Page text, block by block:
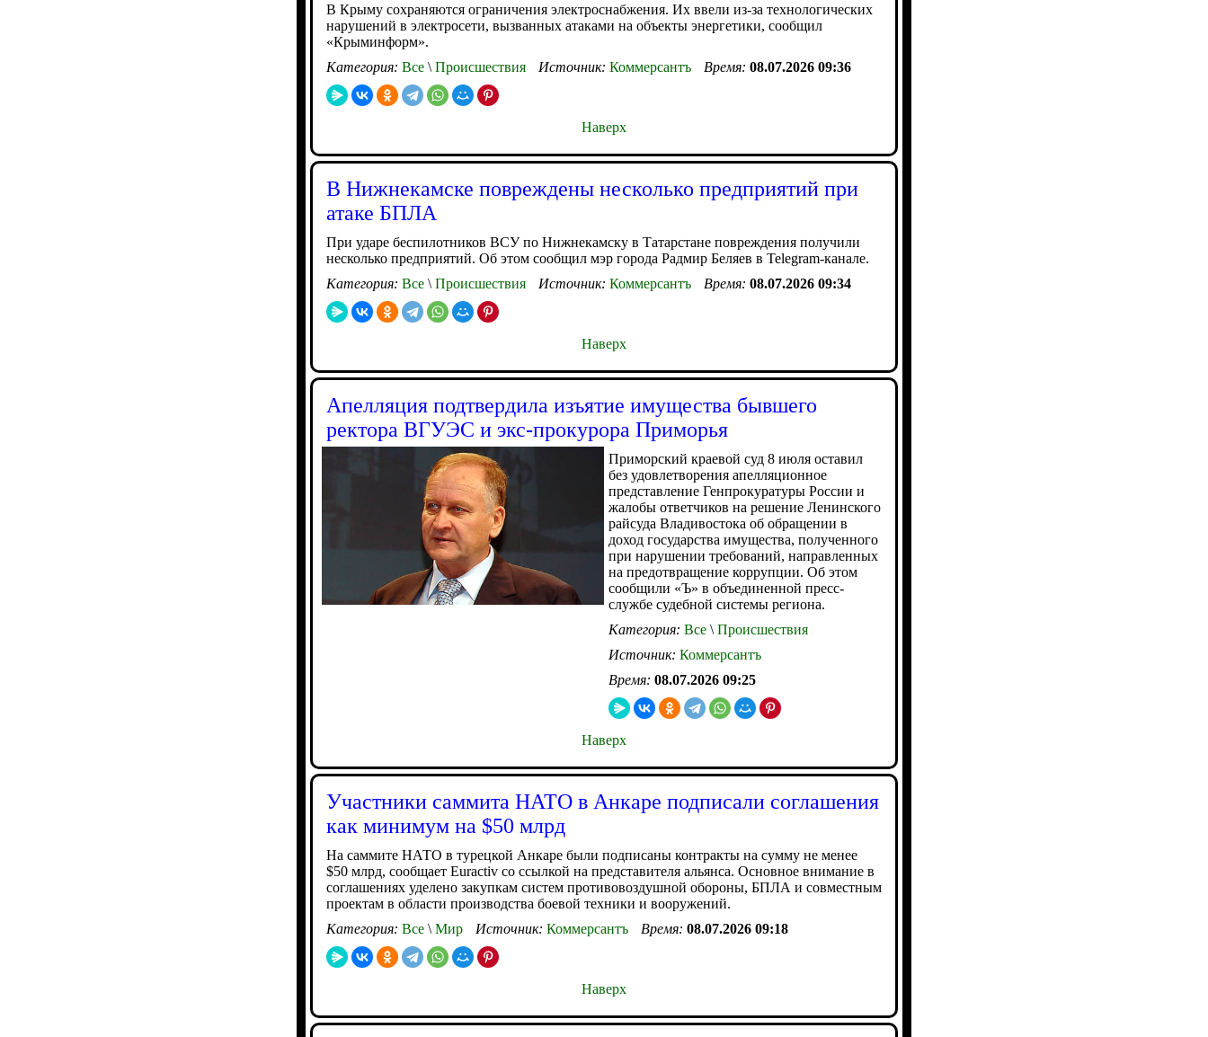
В Крыму сохраняются ограничения электроснабжения. Их ввели из-за технологических
нарушений в электросети, вызванных атаками на объекты энергетики, сообщил
«Крыминформ».
Категория: Все \ Происшествия Источник: Коммерсантъ Время: 08.07.2026 09:36
Наверх
В Нижнекамске повреждены несколько предприятий при
атаке БПЛА
При ударе беспилотников ВСУ по Нижнекамску в Татарстане повреждения получили
несколько предприятий. Об этом сообщил мэр города Радмир Беляев в Telegram-канале.
Категория: Все \ Происшествия Источник: Коммерсантъ Время: 08.07.2026 09:34
Наверх
Апелляция подтвердила изъятие имущества бывшего
ректора ВГУЭС и экс-прокурора Приморья
Приморский краевой суд 8 июля оставил
без удовлетворения апелляционное
представление Генпрокуратуры России и
жалобы ответчиков на решение Ленинского
райсуда Владивостока об обращении в
доход государства имущества, полученного
при нарушении требований, направленных
на предотвращение коррупции. Об этом
сообщили «Ъ» в объединенной пресс-
службе судебной системы региона.
Категория: Все \ Происшествия
Источник: Коммерсантъ
Время: 08.07.2026 09:25
Наверх
Участники саммита НАТО в Анкаре подписали соглашения
как минимум на $50 млрд
На саммите НАТО в турецкой Анкаре были подписаны контракты на сумму не менее
$50 млрд, сообщает Euractiv со ссылкой на представителя альянса. Основное внимание в
соглашениях уделено закупкам систем противовоздушной обороны, БПЛА и совместным
проектам в области производства боевой техники и вооружений.
Категория: Все \ Мир Источник: Коммерсантъ Время: 08.07.2026 09:18
Наверх